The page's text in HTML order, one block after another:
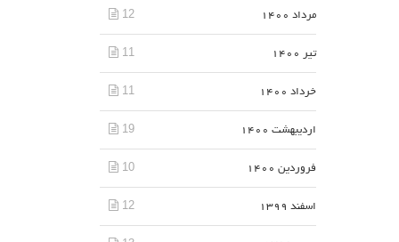
مرداد 1400 12
تیر 1400 11
خرداد 1400 11
اردیبهشت 1400 19
فروردین 1400 10
اسفند 1399 12